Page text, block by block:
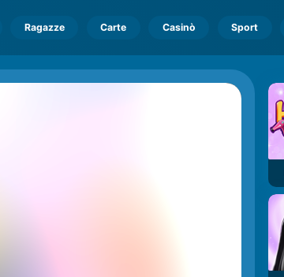
Ragazze Carte Casinò Sport